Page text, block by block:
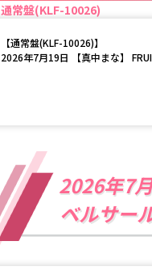
通常盤(KLF-10026)
【通常盤(KLF-10026)】
2026年7月19日 【真中まな】
2026年7
ベルサー